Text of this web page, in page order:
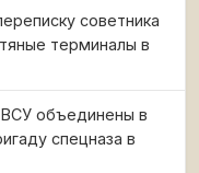
советника
терминалы в
объединены в
спецназа в